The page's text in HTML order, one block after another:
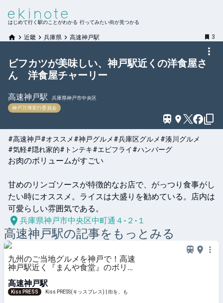
はじめて行く駅のことがわかる 行ってみたい街が見つかる
近畿 兵庫県 高速神戸駅 3
ビフカツが美味しい、神戸駅近くの洋食屋さ
ん 洋食屋チャーリー
高速神戸駅
兵庫県神戸市中央区
神戸万博実行委員会
#高速神戸#オススメ#神戸グルメ#兵庫区グルメ#湊川グルメ
#気軽#隠れ家的#トンテキ#エビフライ#ハンバーグ
お肉のボリュームがすごい
甘めのリンゴソースが特徴的なお店で、がっつり食事がし
たい時にオススメ。ライスは大盛りを勧めている。店内は
可愛らしい雰囲気である。
兵庫県神戸市中央区中町通４-２-１
高速神戸駅の記事をもっとみる
九州のご当地グルメを神戸で！高速
神戸駅近く『まんや食堂』のボリュ
高速神戸駅
Kiss PRESS
Kiss PRESS(キッスプレス) | 街を、もっ